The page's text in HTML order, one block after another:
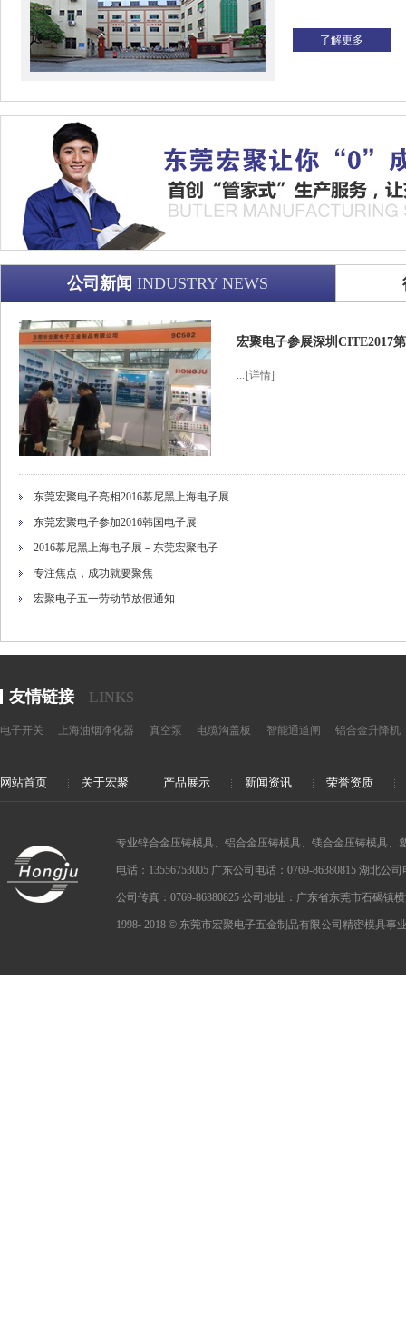
了解更多
公司新闻 INDUSTRY NEWS
宏聚电子参展深圳CITE2017
... [详情]
东莞宏聚电子亮相2016慕尼黑上海电子展
东莞宏聚电子参加2016韩国电子展
2016慕尼黑上海电子展－东莞宏聚电子
专注焦点，成功就要聚焦
宏聚电子五一劳动节放假通知
友情链接 LINKS
电子开关 上海油烟净化器 真空泵 电缆沟盖板 智能通道闸 铝合金升降机
网站首页 关于宏聚 产品展示 新闻资讯 荣誉资质
专业锌合金压铸模具、铝合金压铸模具、镁合金压铸模具、
电话：13556753005 广东公司电话：0769-86380815 湖北公
公司传真：0769-86380825 公司地址：广东省东莞市石碣镇
1998- 2018 © 东莞市宏聚电子五金制品有限公司精密模具事